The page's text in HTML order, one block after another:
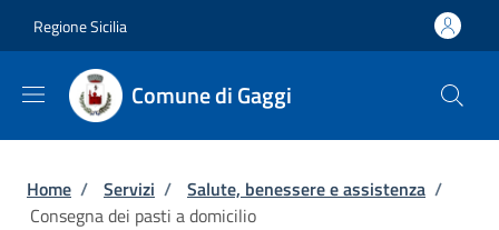
Regione Sicilia
Comune di Gaggi
Briciole di pane
Home / Servizi / Salute, benessere e assistenza /
Consegna dei pasti a domicilio